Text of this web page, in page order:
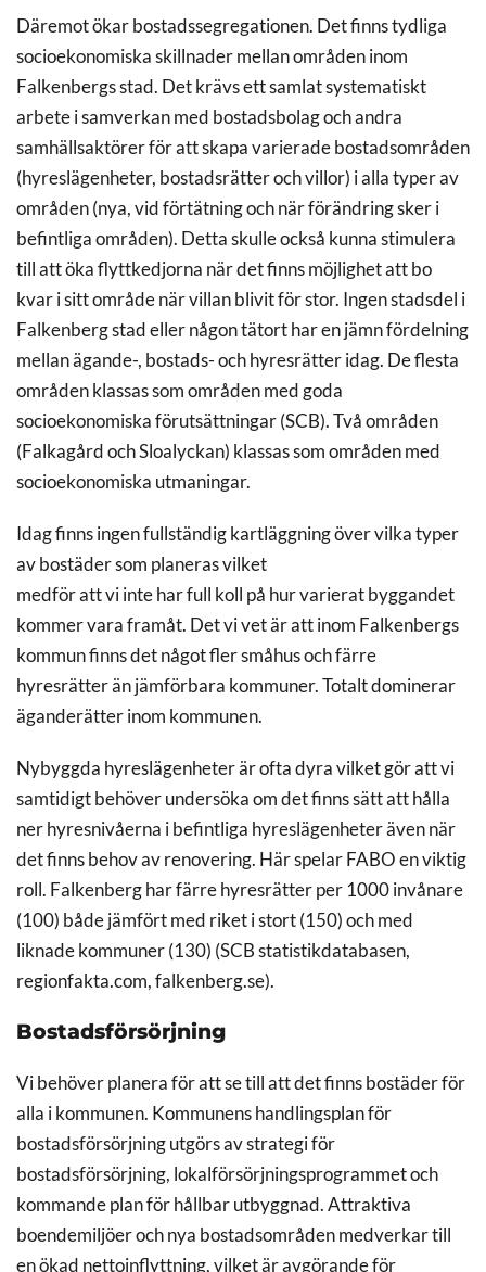
Däremot ökar bostadssegregationen. Det finns tydliga
socioekonomiska skillnader mellan områden inom
Falkenbergs stad. Det krävs ett samlat systematiskt
arbete i samverkan med bostadsbolag och andra
samhällsaktörer för att skapa varierade bostadsområden
(hyreslägenheter, bostadsrätter och villor) i alla typer av
områden (nya, vid förtätning och när förändring sker i
befintliga områden). Detta skulle också kunna stimulera
till att öka flyttkedjorna när det finns möjlighet att bo
kvar i sitt område när villan blivit för stor. Ingen stadsdel i
Falkenberg stad eller någon tätort har en jämn fördelning
mellan ägande-, bostads- och hyresrätter idag. De flesta
områden klassas som områden med goda
socioekonomiska förutsättningar (SCB). Två områden
(Falkagård och Sloalyckan) klassas som områden med
socioekonomiska utmaningar.
Idag finns ingen fullständig kartläggning över vilka typer
av bostäder som planeras vilket
medför att vi inte har full koll på hur varierat byggandet
kommer vara framåt. Det vi vet är att inom Falkenbergs
kommun finns det något fler småhus och färre
hyresrätter än jämförbara kommuner. Totalt dominerar
äganderätter inom kommunen.
Nybyggda hyreslägenheter är ofta dyra vilket gör att vi
samtidigt behöver undersöka om det finns sätt att hålla
ner hyresnivåerna i befintliga hyreslägenheter även när
det finns behov av renovering. Här spelar FABO en viktig
roll. Falkenberg har färre hyresrätter per 1000 invånare
(100) både jämfört med riket i stort (150) och med
liknade kommuner (130) (SCB statistikdatabasen,
regionfakta.com, falkenberg.se).
Bostadsförsörjning
Vi behöver planera för att se till att det finns bostäder för
alla i kommunen. Kommunens handlingsplan för
bostadsförsörjning utgörs av strategi för
bostadsförsörjning, lokalförsörjningsprogrammet och
kommande plan för hållbar utbyggnad. Attraktiva
boendemiljöer och nya bostadsområden medverkar till
en ökad nettoinflyttning, vilket är avgörande för